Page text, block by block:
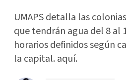
UMAPS detalla las
que tendrán agua del 8 al
horarios definidos según
la capital. aquí.